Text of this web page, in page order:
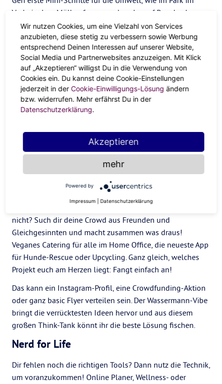
Vorbeigehen Müll aufzusammeln oder auf Pappbecher zu
pfeifen. Vor allem, wenn es nach und nach alle machen.
Bienen-Retter
Tu den summenden Hütern der Erde was Gutes: Pflanz
Bienen-Blumen auf deinem Balkon oder Fensterbrett.
Urban Gardening ist nicht nur ein Trend, sondern setzt die
grüne Welle weiter in Bewegung – für mehr Pflanzen auf
Starte dein Zeitalter des
Wassermanns jetzt!
Das neue Wir-Gefühl
Du hast großartige Ideen, aber traust dich allein noch
nicht? Such dir deine Crowd aus Freunden und
Gleichgesinnten und macht zusammen was draus!
Veganes Catering für alle im Home Office, die neueste App
für Hunde-Rescue oder Upcycling. Ganz gleich, welches
Projekt euch am Herzen liegt: Fangt einfach an!
Das kann ein Instagram-Profil, eine Crowdfunding-Aktion
oder ganz basic Flyer verteilen sein. Der Wassermann-Vibe
bringt die verrücktesten Ideen hervor und aus diesem
großen Think-Tank könnt ihr die beste Lösung fischen.
Nerd for Life
Dir fehlen noch die richtigen Tools? Dann nutz die Technik,
um voranzukommen! Online Planer, Wellness- oder
Wir nutzen Cookies, um eine Vielzahl von Services
anzubieten, diese stetig zu verbessern sowie Werbung
entsprechend Deinen Interessen auf unserer Website,
Social Media und Partnerwebsites anzuzeigen. Mit Klick
auf „Akzeptieren“ willigst Du in die Verwendung von
Cookies ein. Du kannst deine Cookie-Einstellungen
jederzeit in der Cookie-Einwilligungs-Lösung ändern
bzw. widerrufen. Mehr erfährst Du in der
Datenschutzerklärung.
Akzeptieren
mehr
Powered by
Impressum Datenschutzerklärung